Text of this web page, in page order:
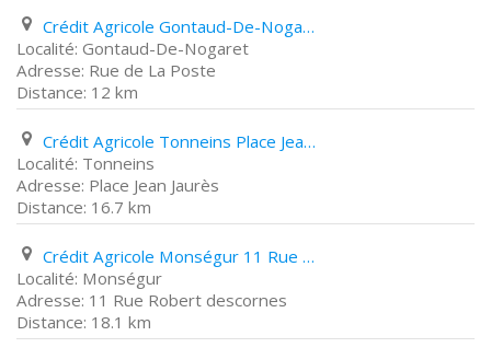
Crédit Agricole Gontaud-De-Nogaret Rue de La Poste
Gontaud-De-Nogaret
Rue de La Poste
12 km
Crédit Agricole Tonneins Place Jean Jaurès
Tonneins
Place Jean Jaurès
16.7 km
Crédit Agricole Monségur 11 Rue Robert descornes
Monségur
11 Rue Robert descornes
18.1 km